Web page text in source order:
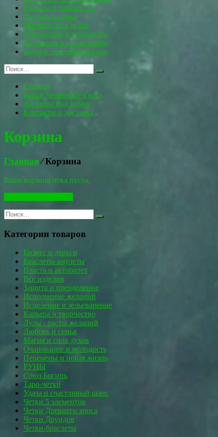
Карьера и творчество
Любовь и семья
Магия и сила духов
Очарование и молодость
Перемены и новая жизнь
Удача и счастливый шанс
Главная
Байки Чеширского кота
Амулеты под задачу
Контакты и доставка
Корзина
Главная⁄Корзина
Ваша корзина пока пуста.
Категории товаров
Бизнес и деньги
Браслеты-амулеты
Власть и авторитет
Все изделия
Защита и преодоление
Исполнение желаний
Исцеление и зельеварение
Карьера и творчество
Лулы - расты желаний
Любовь и семья
Магия и сила духов
Очарование и молодость
Перемены и новая жизнь
РУНЫ
Союз Богинь
Таро-четки
Удача и счастливый шанс
Четки 5 элементов
Четки Древнего эпоса
Четки Друидов
Четки-браслеты